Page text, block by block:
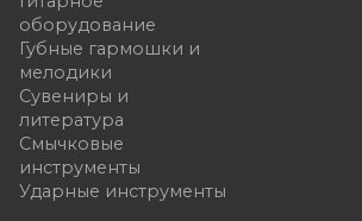
оборудование
Губные гармошки и
мелодики
Сувениры и
литература
Смычковые
инструменты
Ударные инструменты